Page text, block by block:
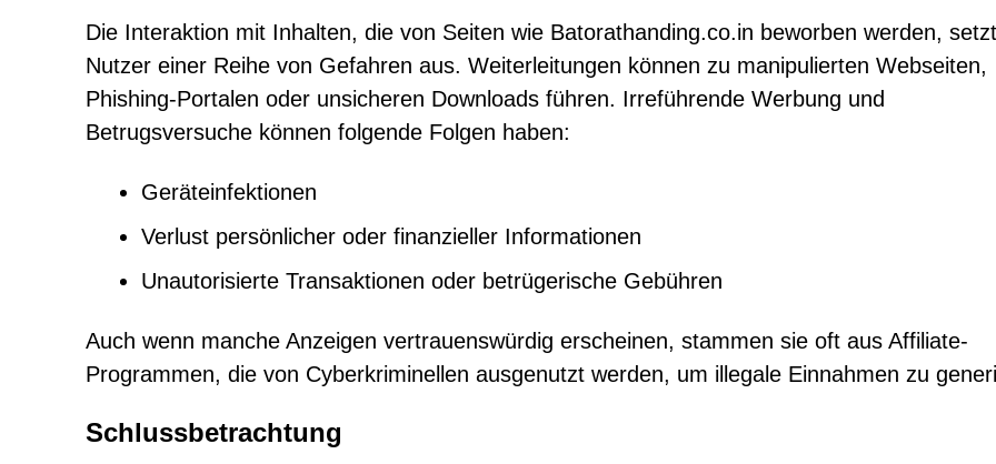
Die Interaktion mit Inhalten, die von Seiten wie Batorathanding.co.in beworben werden, setzt
Nutzer einer Reihe von Gefahren aus. Weiterleitungen können zu manipulierten Webseiten,
Phishing-Portalen oder unsicheren Downloads führen. Irreführende Werbung und
Betrugsversuche können folgende Folgen haben:
Geräteinfektionen
Verlust persönlicher oder finanzieller Informationen
Unautorisierte Transaktionen oder betrügerische Gebühren
Auch wenn manche Anzeigen vertrauenswürdig erscheinen, stammen sie oft aus Affiliate-
Programmen, die von Cyberkriminellen ausgenutzt werden, um illegale Einnahmen zu
Schlussbetrachtung